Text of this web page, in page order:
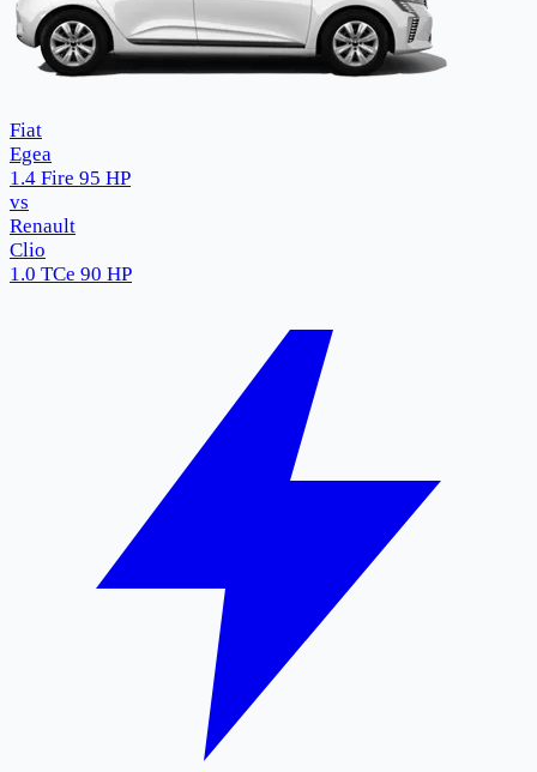
Fiat
Egea
1.4 Fire 95 HP
vs
Renault
Clio
1.0 TCe 90 HP